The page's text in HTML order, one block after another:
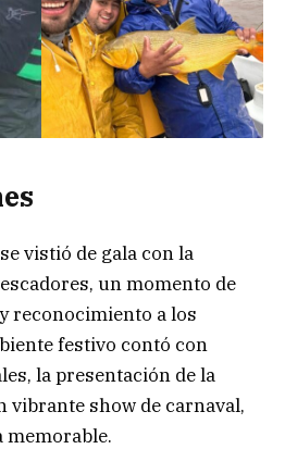
vistió de gala con la
un momento de
reconocimiento a los
festivo contó con
la presentación de la
vibrante show de carnaval,
memorable.